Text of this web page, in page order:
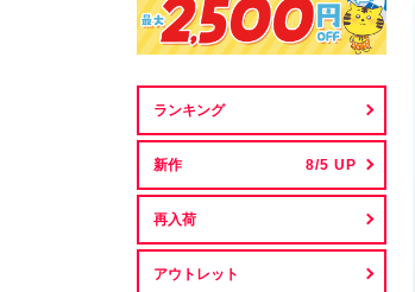
ランキング
新作
再入荷
アウトレット